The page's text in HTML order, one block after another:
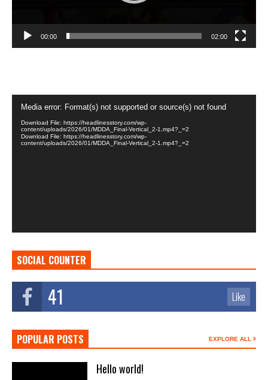
00:00 02:00
Player
Media error: Format(s) not supported or source(s) not found
Download File: https://headlinesstory.com/wp-
content/uploads/2026/01/MDDA_Final-Vertical_2-1.mp4?_=2
Download File: https://headlinesstory.com/wp-
content/uploads/2026/01/MDDA_Final-Vertical_2-1.mp4?_=2
SOCIAL COUNTER
41 Like
POPULAR POSTS EXPLORE ALL
Hello world!